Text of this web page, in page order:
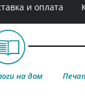
и оплата
на дом